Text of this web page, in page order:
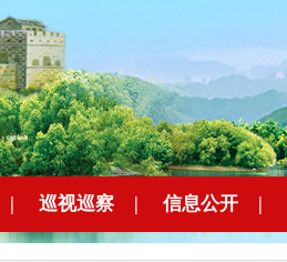
| 巡视巡察 | 信息公开 |